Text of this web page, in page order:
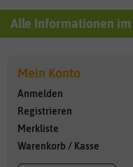
Alle Informationen
Mein Konto
Anmelden
Registrieren
Merkliste
Warenkorb / Kasse